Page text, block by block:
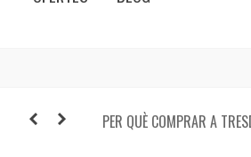
PER QUÈ COMPRAR A